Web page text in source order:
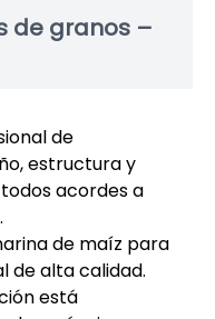
de granos –
de
estructura y
acordes a
de maíz para
de alta calidad.
está